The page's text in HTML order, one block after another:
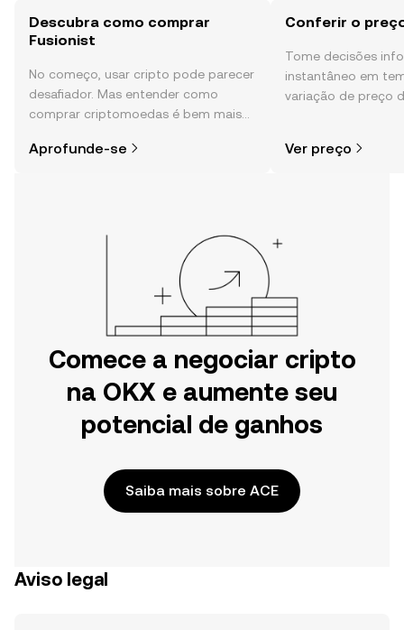
Descubra como comprar
Fusionist
No começo, usar cripto pode parecer
desafiador. Mas entender como
comprar criptomoedas é bem mais
especialmente quando você já sabe
Aprofunde-se
Conferir o
Tome decisões
instantâneo em
variação de preço
Ver preço
Comece a negociar cripto
na OKX e aumente seu
potencial de ganhos
Saiba mais sobre ACE
Aviso legal